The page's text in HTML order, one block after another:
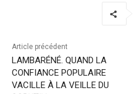
Article précédent
LAMBARÉNÉ. QUAND LA
CONFIANCE POPULAIRE
VACILLE À LA VEILLE DU